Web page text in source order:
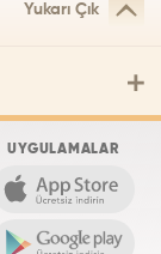
Yukarı Çık
UYGULAMALAR